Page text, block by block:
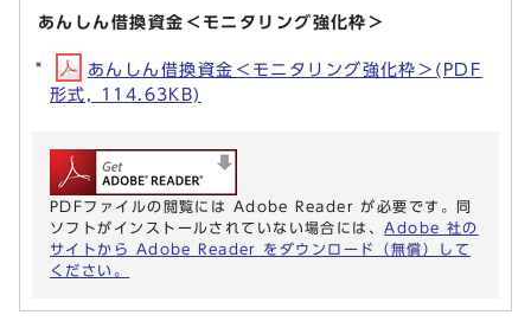
あんしん借換資金＜モニタリング強化枠＞
あんしん借換資金＜モニタリング強化枠＞(PDF
形式, 114.63KB)
PDFファイルの閲覧には Adobe Reader が必要です。同
ソフトがインストールされていない場合には、 Adobe 社の
サイトから Adobe Reader をダウンロード（無償）して
ください。